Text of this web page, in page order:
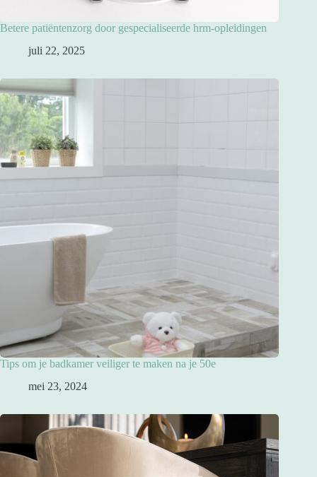
Betere patiëntenzorg door gespecialiseerde hrm-opleidingen
juli 22, 2025
Tips om je badkamer veiliger te maken na je 50e
mei 23, 2024